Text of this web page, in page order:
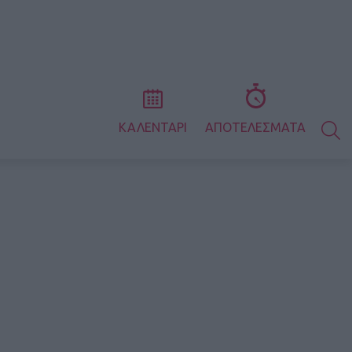
ΚΑΛΕΝΤΑΡΙ ΑΠΟΤΕΛΕΣΜΑΤΑ